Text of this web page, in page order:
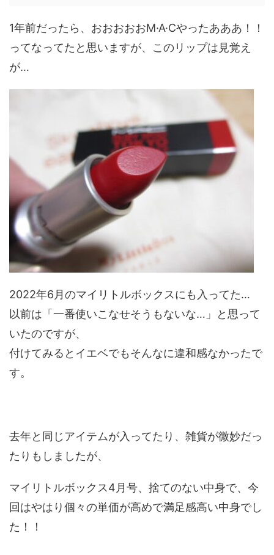
1年前だったら、おおおおおM·A·Cやったあああ！！
ってなってたと思いますが、このリップは見覚え
が…
2022年6月のマイリトルボックスにも入ってた…
以前は「一番使いこなせそうもないな…」と思って
いたのですが、
付けてみるとイエベでもそんなに違和感なかったで
す。
去年と同じアイテムが入ってたり、雑貨が微妙だっ
たりもしましたが、
マイリトルボックス4月号、捨てのない中身で、今
回はやはり個々の単価が高めで満足感高い中身でし
た！！